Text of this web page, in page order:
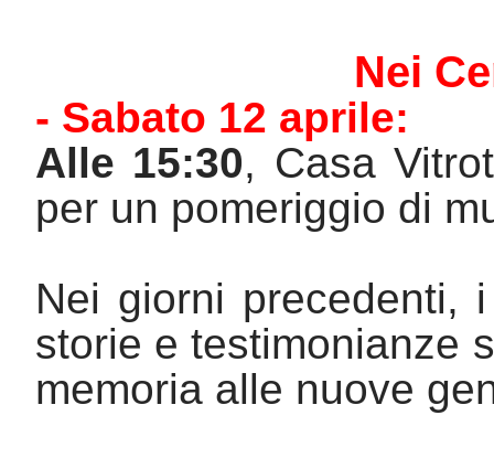
Nei
- Sabato 12 aprile:
Alle 15:30, Casa
per un pomeriggio di
Nei giorni precedenti,
storie e testimonianze
memoria alle nuove